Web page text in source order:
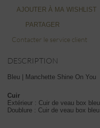
AJOUTER À MA WISHLIST
PARTAGER
Contacter le service client
DESCRIPTION
Bleu | Manchette Shine On You
Cuir
Extérieur : Cuir de veau box bleu
Doublure : Cuir de veau box bleu